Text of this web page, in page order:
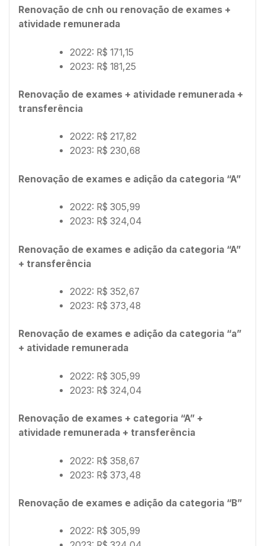
Renovação de cnh ou renovação de exames +
atividade remunerada
2022: R$ 171,15
2023: R$ 181,25
Renovação de exames + atividade remunerada +
transferência
2022: R$ 217,82
2023: R$ 230,68
Renovação de exames e adição da categoria “A”
2022: R$ 305,99
2023: R$ 324,04
Renovação de exames e adição da categoria “A”
+ transferência
2022: R$ 352,67
2023: R$ 373,48
Renovação de exames e adição da categoria “a”
+ atividade remunerada
2022: R$ 305,99
2023: R$ 324,04
Renovação de exames + categoria “A” +
atividade remunerada + transferência
2022: R$ 358,67
2023: R$ 373,48
Renovação de exames e adição da categoria “B”
2022: R$ 305,99